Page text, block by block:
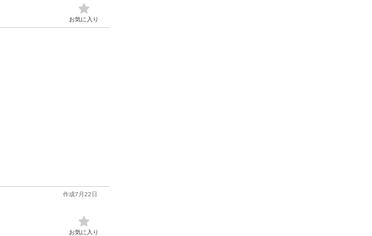
お気に入り
作成7月22日
お気に入り